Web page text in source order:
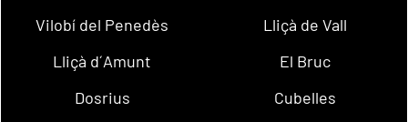
Vilobí del Penedès
Lliçà de Vall
Lliçà d´Amunt
El Bruc
Dosrius
Cubelles